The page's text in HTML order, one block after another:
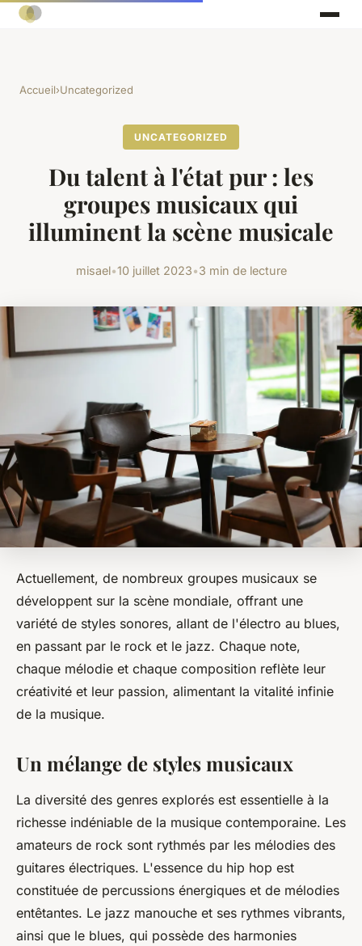
Accueil›Uncategorized
UNCATEGORIZED
Du talent à l'état pur : les
groupes musicaux qui
illuminent la scène musicale
misael•10 juillet 2023•3 min de lecture
Actuellement, de nombreux groupes musicaux se
développent sur la scène mondiale, offrant une
variété de styles sonores, allant de l'électro au blues,
en passant par le rock et le jazz. Chaque note,
chaque mélodie et chaque composition reflète leur
créativité et leur passion, alimentant la vitalité infinie
de la musique.
Un mélange de styles musicaux
La diversité des genres explorés est essentielle à la
richesse indéniable de la musique contemporaine. Les
amateurs de rock sont rythmés par les mélodies des
guitares électriques. L'essence du hip hop est
constituée de percussions énergiques et de mélodies
entêtantes. Le jazz manouche et ses rythmes vibrants,
ainsi que le blues, qui possède des harmonies